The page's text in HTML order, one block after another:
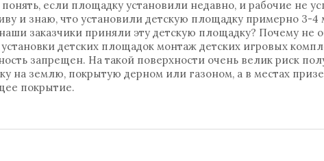
если площадку установили недавно, и рабочие не
и знаю, что установили детскую площадку примерно 3-4
заказчики приняли эту детскую площадку? Почему не
детских площадок монтаж детских игровых
запрещен. На такой поверхности очень велик риск
на землю, покрытую дерном или газоном, а в местах
покрытие.